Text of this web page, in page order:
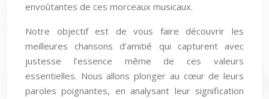
envoûtantes de ces morceaux musicaux.
Notre objectif est de vous faire découvrir les
meilleures chansons d’amitié qui capturent avec
justesse l’essence même de ces valeurs
essentielles. Nous allons plonger au cœur de leurs
paroles poignantes, en analysant leur signification